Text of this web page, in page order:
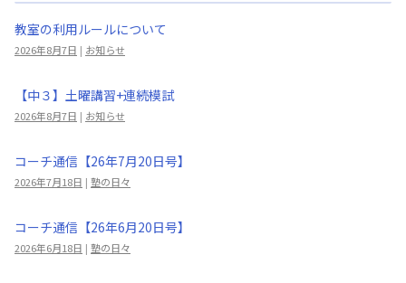
教室の利用ルールについて
2026年8月7日 | お知らせ
【中３】土曜講習+連続模試
2026年8月7日 | お知らせ
コーチ通信【26年7月20日号】
2026年7月18日 | 塾の日々
コーチ通信【26年6月20日号】
2026年6月18日 | 塾の日々